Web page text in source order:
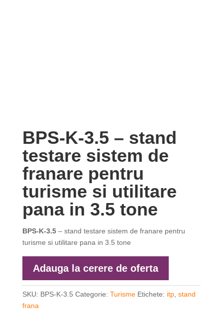
BPS-K-3.5 – stand
testare sistem de
franare pentru
turisme si utilitare
pana in 3.5 tone
BPS-K-3.5– stand testare sistem de franare pentru
turisme si utilitare pana in 3.5 tone
Adauga la cerere de oferta
SKU: BPS-K-3.5 Categorie: Turisme Etichete: itp, stand
frana